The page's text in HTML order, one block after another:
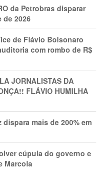
da Petrobras disparar
de 2026
de Flávio Bolsonaro
com rombo de R$
JORNALISTAS DA
FLÁVIO HUMILHA
mais de 200% em
cúpula do governo e
Marcola